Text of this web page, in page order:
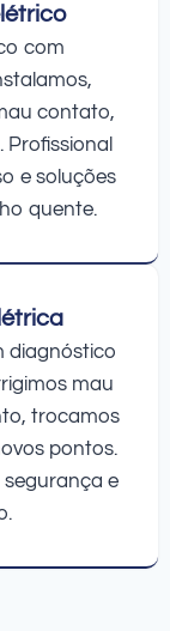
com
contato,
e soluções
quente.
diagnóstico
mau
trocamos
pontos.
e